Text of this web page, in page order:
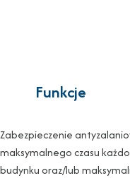
Funkcje
Zabezpieczenie
maksymalnego czasu
budynku oraz/lub